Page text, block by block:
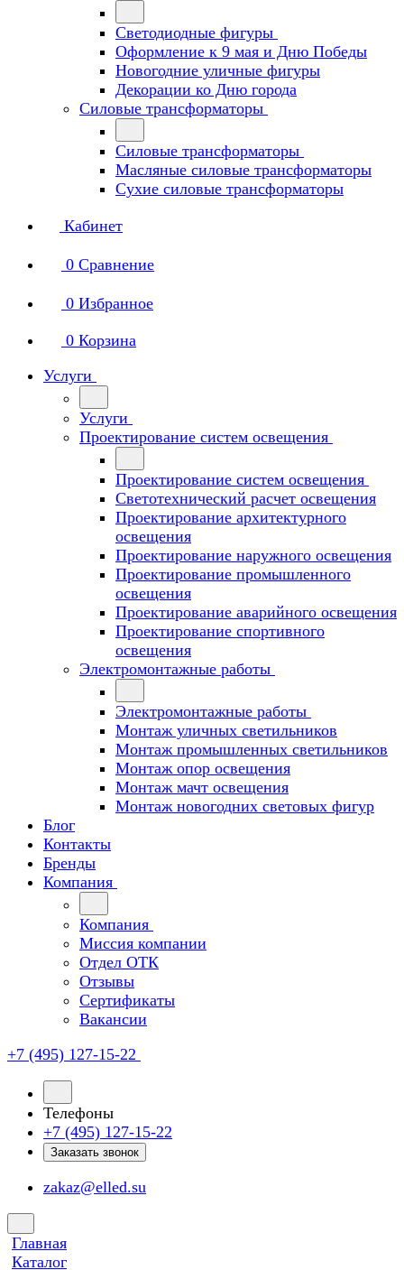
Светодиодные фигуры
Оформление к 9 мая и Дню Победы
Новогодние уличные фигуры
Декорации ко Дню города
Силовые трансформаторы
Силовые трансформаторы
Масляные силовые трансформаторы
Сухие силовые трансформаторы
Кабинет
0 Сравнение
0 Избранное
0 Корзина
Услуги
Услуги
Проектирование систем освещения
Проектирование систем освещения
Светотехнический расчет освещения
Проектирование архитектурного
освещения
Проектирование наружного освещения
Проектирование промышленного
освещения
Проектирование аварийного освещения
Проектирование спортивного
освещения
Электромонтажные работы
Электромонтажные работы
Монтаж уличных светильников
Монтаж промышленных светильников
Монтаж опор освещения
Монтаж мачт освещения
Монтаж новогодних световых фигур
Блог
Контакты
Бренды
Компания
Компания
Миссия компании
Отдел ОТК
Отзывы
Сертификаты
Вакансии
+7 (495) 127-15-22
Телефоны
+7 (495) 127-15-22
Заказать звонок
zakaz@elled.su
Главная
Каталог